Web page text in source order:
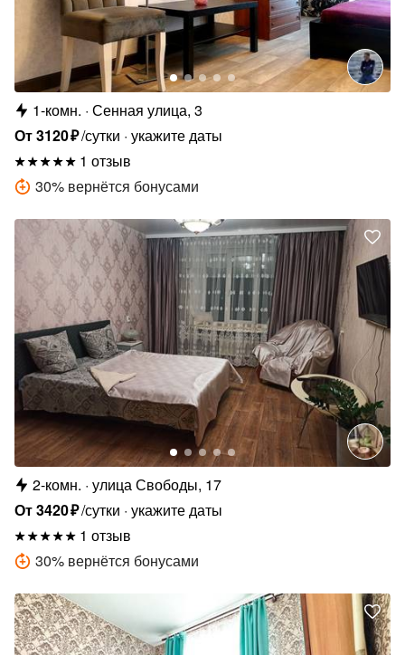
1-комн. Сенная улица, 3
От3120₽/сутки укажите даты
1 отзыв
30% вернётся бонусами
2-комн. улица Свободы, 17
От3420₽/сутки укажите даты
1 отзыв
30% вернётся бонусами